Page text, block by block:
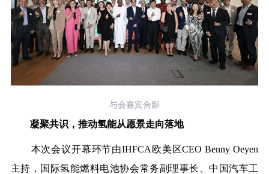
与会嘉宾合影
凝聚共识，推动氢能从愿景走向落地
本次会议开幕环节由IHFCA欧美区CEO Benny Oeyen
主持，国际氢能燃料电池协会常务副理事长、中 国汽车工